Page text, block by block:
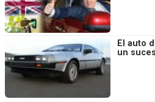
El auto
un